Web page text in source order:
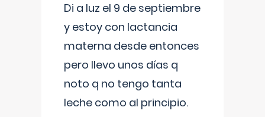
Di a luz el 9 de septiembre
y estoy con lactancia
materna desde entonces
pero llevo unos días q
noto q no tengo tanta
leche como al principio.